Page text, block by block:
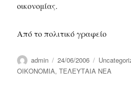
οικονομίας.
Από το πολιτικό γραφείο
Author
admin
Posted
on
24/06/2006 Categories
ΟΙΚΟΝΟΜΙΑ,ΤΕΛΕΥΤΑΙΑ ΝΕΑ